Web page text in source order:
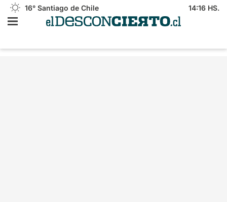
16° Santiago de Chile 14:16 HS.